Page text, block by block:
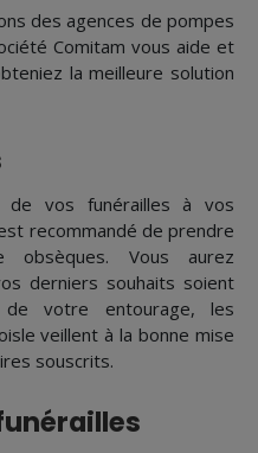
des agences de pompes
Comitam vous aide et
la meilleure solution
de vos funérailles à vos
recommandé de prendre
obsèques. Vous aurez
derniers souhaits soient
votre entourage, les
veillent à la bonne mise
souscrits.